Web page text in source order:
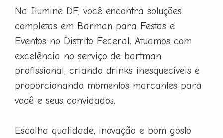
Na Ilumine DF, você encontra soluções
completas em Barman para Festas e
Eventos no Distrito Federal. Atuamos com
excelência no serviço de bartman
profissional, criando drinks inesquecíveis e
proporcionando momentos marcantes para
você e seus convidados.
Escolha qualidade, inovação e bom gosto